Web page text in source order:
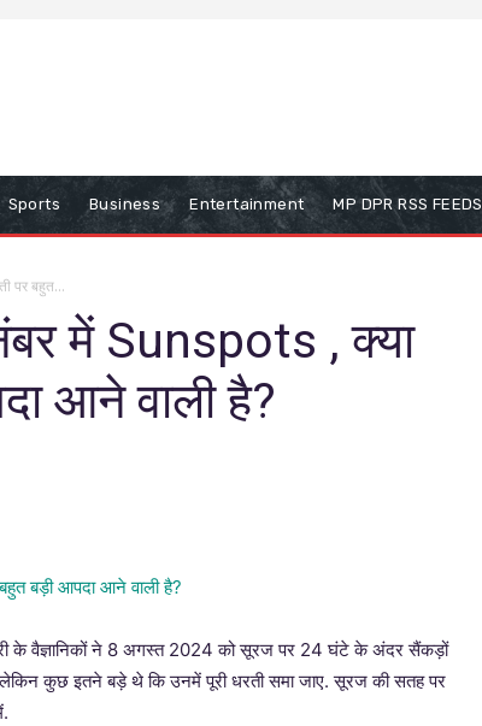
Sports Business Entertainment MP DPR RSS FEEDS
पर बहुत...
में Sunspots , क्या
आने वाली है?
के वैज्ञानिकों ने 8 अगस्त 2024 को सूरज पर 24 घंटे के अंदर सैंकड़ों
कुछ इतने बड़े थे कि उनमें पूरी धरती समा जाए. सूरज की सतह पर